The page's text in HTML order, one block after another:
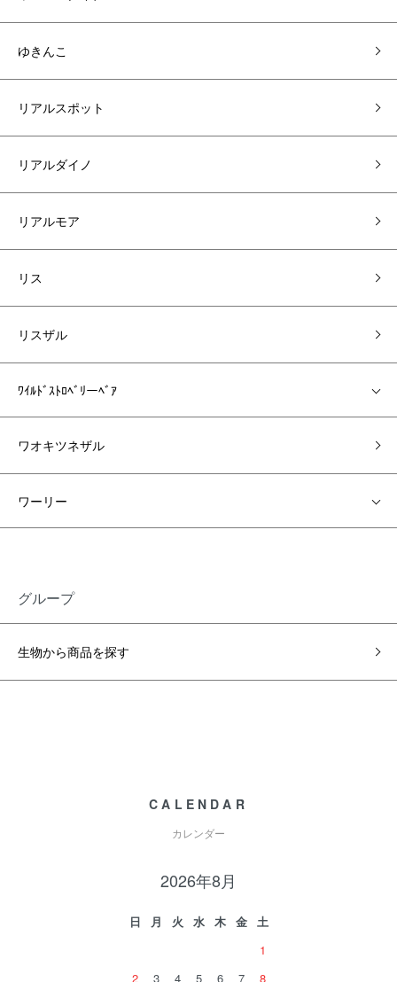
ゆきんこ
リアルスポット
リアルダイノ
リアルモア
リス
リスザル
ﾜｲﾙﾄﾞｽﾄﾛﾍﾞﾘーﾍﾞｱ
ワオキツネザル
ワーリー
グループ
生物から商品を探す
CALENDAR
カレンダー
2026年8月
日 月 火 水 木 金
土
1
2
3 4 5 6 7
8